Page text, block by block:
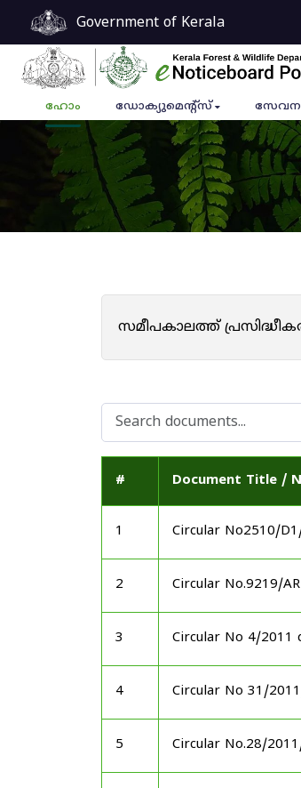
Government of Kerala
ഹോം ഡോക്യുമെൻ്റ്സ്
സമീപകാലത്ത്
# Document Title /
1 Circular No2510/
2 Circular No.9219/
3 Circular No 4/2011
4 Circular No 31/
5 Circular No.28/